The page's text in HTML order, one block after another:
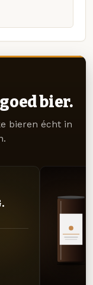
bier.
bieren écht in